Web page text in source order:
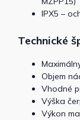
IPX5 –
Technické
Objem
Vhodné
Výška
Výkon